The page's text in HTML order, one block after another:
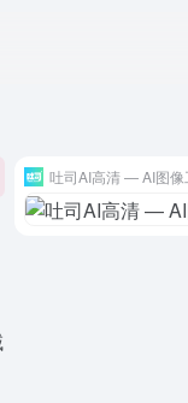
吐司AI高清 — AI图像